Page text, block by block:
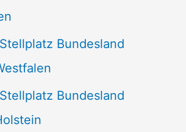
Bundesland
Bundesland